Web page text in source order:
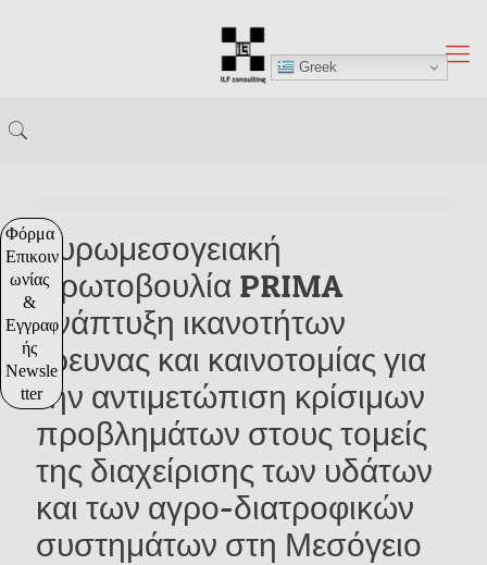
Φόρμα
Επικοιν
ωνίας
&
Εγγραφ
ής
Newsle
tter
Ευρωμεσογειακή
Πρωτοβουλία PRIMA
ανάπτυξη ικανοτήτων
έρευνας και καινοτομίας για
την αντιμετώπιση κρίσιμων
προβλημάτων στους τομείς
της διαχείρισης των υδάτων
και των αγρο-διατροφικών
συστημάτων στη Μεσόγειο
Greek